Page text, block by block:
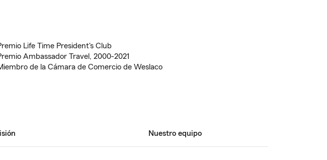
Life Time President's Club
Ambassador Travel, 2000-2021
de la Cámara de Comercio de Weslaco
Nuestro equipo